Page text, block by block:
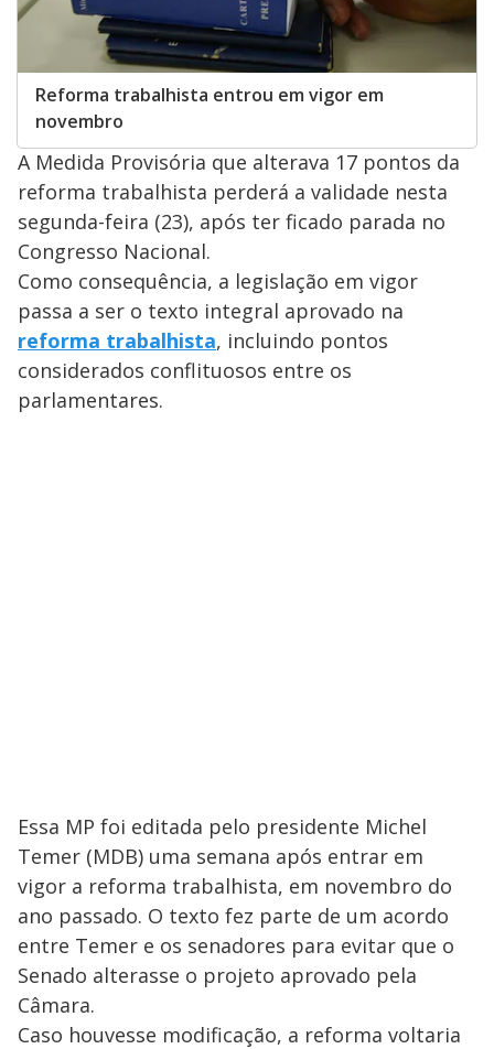
Reforma trabalhista entrou em vigor em
novembro
A Medida Provisória que alterava 17 pontos da
reforma trabalhista perderá a validade nesta
segunda-feira (23), após ter ficado parada no
Congresso Nacional.
Como consequência, a legislação em vigor
passa a ser o texto integral aprovado na
reforma trabalhista, incluindo pontos
considerados conflituosos entre os
parlamentares.
Essa MP foi editada pelo presidente Michel
Temer (MDB) uma semana após entrar em
vigor a reforma trabalhista, em novembro do
ano passado. O texto fez parte de um acordo
entre Temer e os senadores para evitar que o
Senado alterasse o projeto aprovado pela
Câmara.
Caso houvesse modificação, a reforma voltaria